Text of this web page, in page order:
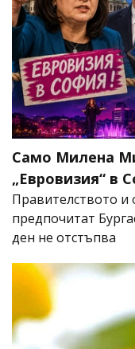
Само Милена
„Евровизия“ в
Правителството и
предпочитат
ден не отстъпва